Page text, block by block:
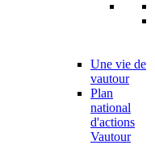
Une vie de
vautour
Plan
national
d'actions
Vautour